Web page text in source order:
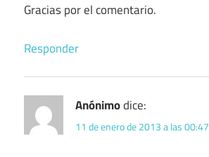
Gracias por el comentario.
Responder
Anónimodice:
11 de enero de 2013 a las 00:47